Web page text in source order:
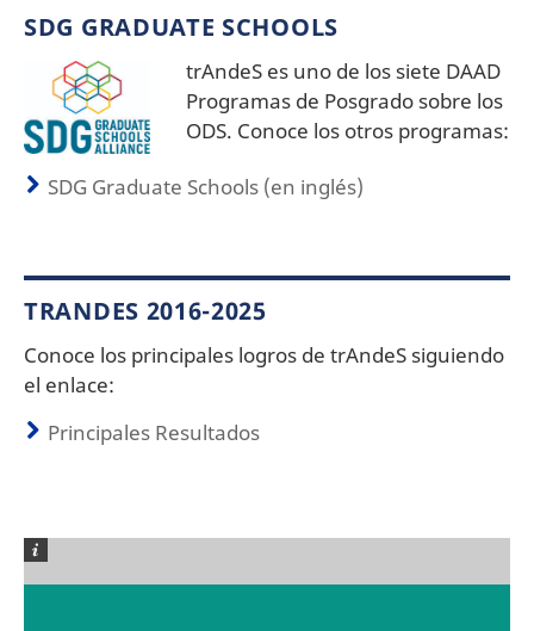
SDG GRADUATE SCHOOLS
trAndeS es uno de los siete DAAD
Programas de Posgrado sobre los
ODS. Conoce los otros programas:
SDG Graduate Schools (en inglés)
TRANDES 2016-2025
Conoce los principales logros de trAndeS siguiendo
el enlace:
Principales Resultados